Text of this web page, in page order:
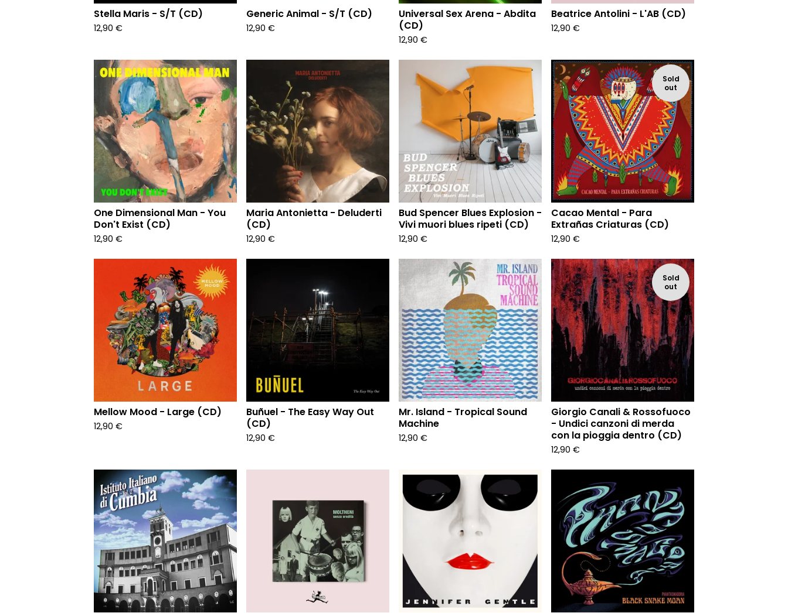
Stella Maris - S/T (CD)
12,90 €
Generic Animal - S/T (CD)
12,90 €
Universal Sex Arena - Abdita
(CD)
12,90 €
Beatrice Antolini - L'AB (CD)
12,90 €
One Dimensional Man - You
Don't Exist (CD)
12,90 €
Maria Antonietta - Deluderti
(CD)
12,90 €
Bud Spencer Blues Explosion -
Vivi muori blues ripeti (CD)
12,90 €
Sold
out
Cacao Mental - Para
Extrañas Criaturas (CD)
12,90 €
Mellow Mood - Large (CD)
12,90 €
Buñuel - The Easy Way Out
(CD)
12,90 €
Mr. Island - Tropical Sound
Machine
12,90 €
Sold
out
Giorgio Canali & Rossofuoco
- Undici canzoni di merda
con la pioggia dentro (CD)
12,90 €